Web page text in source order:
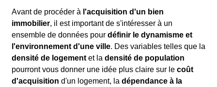
Avant de procéder à l'acquisition d'un bien
immobilier, il est important de s'intéresser à un
ensemble de données pour définir le dynamisme et
l'environnement d'une ville. Des variables telles que la
densité de logement et la densité de population
pourront vous donner une idée plus claire sur le coût
d'acquisition d'un logement, la dépendance à la